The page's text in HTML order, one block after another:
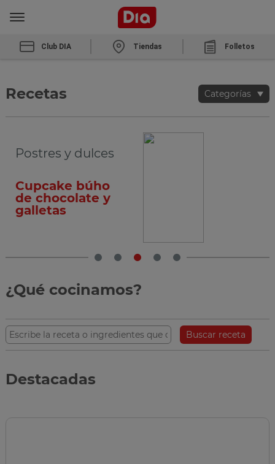
Club DIA Tiendas Folletos
Recetas Categorías
Postres y dulces
Cupcake búho
de chocolate y
galletas
¿Qué cocinamos?
Buscar receta
Destacadas